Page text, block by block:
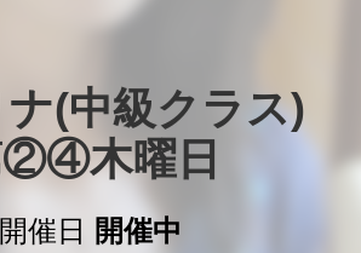
(中級クラス)
木曜日
開催日
開催中